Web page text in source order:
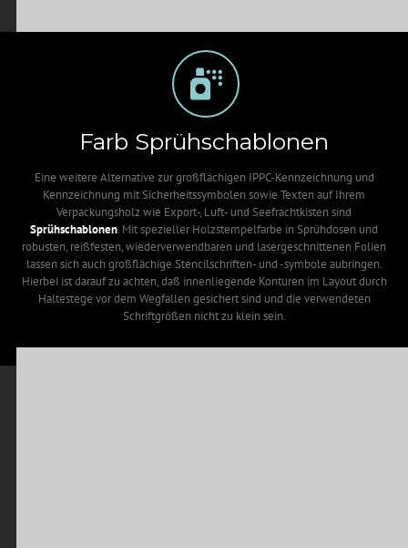
Farb Sprühschablonen
Eine weitere Alternative zur großflächigen IPPC-Kennzeichnung und
Kennzeichnung mit Sicherheitssymbolen sowie Texten auf Ihrem
Verpackungsholz wie Export-, Luft- und Seefrachtkisten sind
Sprühschablonen. Mit spezieller Holzstempelfarbe in Sprühdosen und
robusten, reißfesten, wiederverwendbaren und lasergeschnittenen Folien
lassen sich auch großflächige Stencilschriften- und -symbole aubringen.
Hierbei ist darauf zu achten, daß innenliegende Konturen im Layout durch
Haltestege vor dem Wegfallen gesichert sind und die verwendeten
Schriftgrößen nicht zu klein sein.